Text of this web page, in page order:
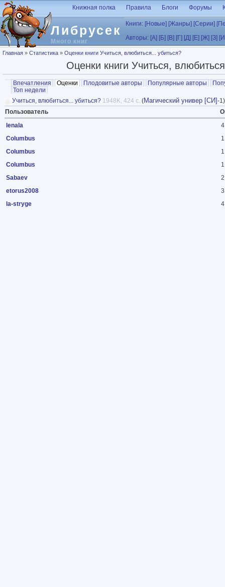
Перейти к основному содержанию
Либрусек
Много книг
Книжная полка Правила Блоги Форумы
Книги: [Новые] [Жанры] [Серии]
Авторы: [А] [Б] [В] [Г] [Д] [Е] [Ж] [З]
Вы здесь
Главная » Статистика » Оценки книги Учиться, влюбиться... убиться?
Оценки книги Учиться,
Главные вкладки
Впечатления Оценки (активная вкладка)
Плодовитые авторы Популярные авторы
Топ недели
Учиться, влюбиться... убиться? 1948K, 424 с. (Магический универ [СИ]-
Пользователь
lenala
4
Columbus
1
Columbus
1
Columbus
1
Sabaev
2
etorus2008
3
la-stryge
4